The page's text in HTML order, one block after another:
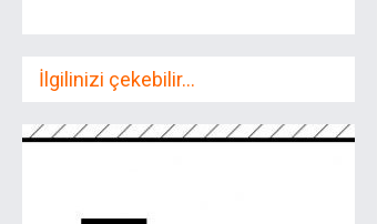
İlgilinizi çekebilir...